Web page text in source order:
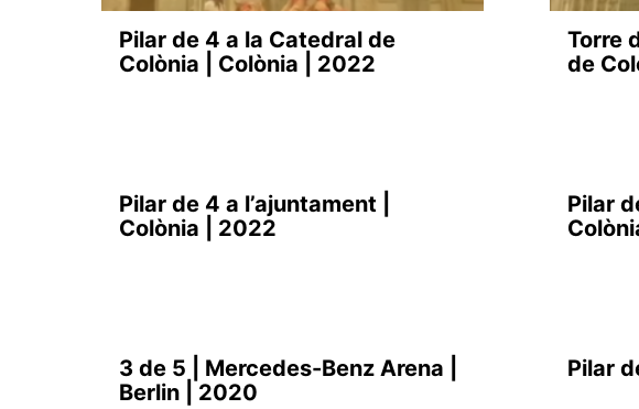
Pilar de 4 a la Catedral de
Colònia | Colònia | 2022
Torre
de
Pilar de 4 a l’ajuntament |
Colònia | 2022
Pilar
3 de 5 | Mercedes-Benz Arena |
Berlin | 2020
Pilar